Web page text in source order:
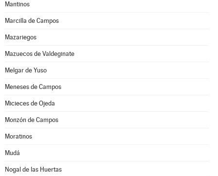
Mantinos
Marcilla de Campos
Mazariegos
Mazuecos de Valdeginate
Melgar de Yuso
Meneses de Campos
Micieces de Ojeda
Monzón de Campos
Moratinos
Mudá
Nogal de las Huertas